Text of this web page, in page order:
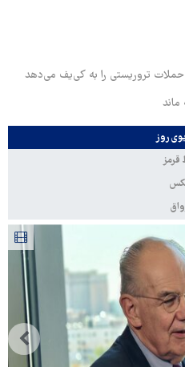
حملات تروریستی را به کی‌یف می‌دهد
ماند
روز